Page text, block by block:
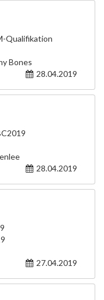
Qualifikation
Bones
28.04.2019
28.04.2019
27.04.2019